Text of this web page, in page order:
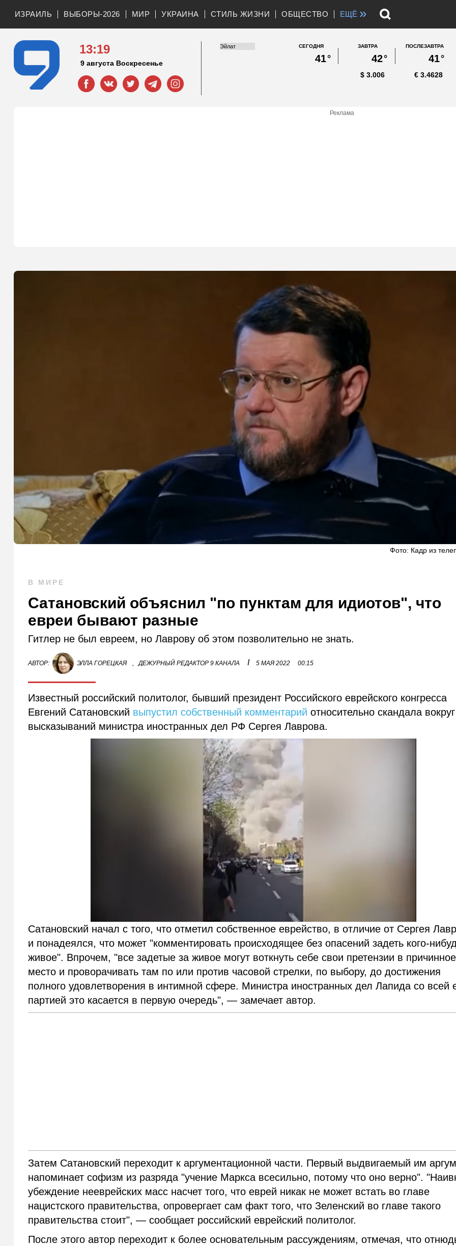
ИЗРАИЛЬ ВЫБОРЫ-2026 МИР УКРАИНА СТИЛЬ ЖИЗНИ ОБЩЕСТВО ЕЩЁ »
13:19
9 августа Воскресенье
СЕГОДНЯ
41°
ЗАВТРА
42°
ПОСЛЕЗАВТРА
41°
3.006
$ 3.4628
€
Реклама
Фото: Кадр из
В МИРЕ
Сатановский объяснил "по пунктам для идиотов", что
евреи бывают разные
Гитлер не был евреем, но Лаврову об этом позволительно не знать.
АВТОР: ЭЛЛА ГОРЕЦКАЯ , ДЕЖУРНЫЙ РЕДАКТОР 9 КАНАЛА I 5 МАЯ 2022 00:15
Известный российский политолог, бывший президент Российского еврейского конгресса
Евгений Сатановский выпустил собственный комментарий относительно скандала вокруг
высказываний министра иностранных дел РФ Сергея Лаврова.
Сатановский начал с того, что отметил собственное еврейство, в отличие от Сергея
и понадеялся, что может "комментировать происходящее без опасений задеть кого-
живое". Впрочем, "все задетые за живое могут воткнуть себе свои претензии в причинное
место и проворачивать там по или против часовой стрелки, по выбору, до достижения
полного удовлетворения в интимной сфере. Министра иностранных дел Лапида со всей
партией это касается в первую очередь",— замечает автор.
Затем Сатановский переходит к аргументационной части. Первый выдвигаемый им
напоминает софизм из разряда "учение Маркса всесильно, потому что оно верно".
убеждение нееврейских масс насчет того, что еврей никак не может встать во главе
нацистского правительства, опровергает сам факт того, что Зеленский во главе такого
правительства стоит",— сообщает российский еврейский политолог.
После этого автор переходит к более основательным рассуждениям, отмечая, что